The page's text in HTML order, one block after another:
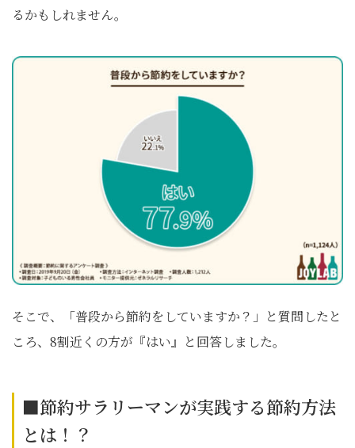
るかもしれません。
そこで、「普段から節約をしていますか？」と質問したと
ころ、8割近くの方が『はい』と回答しました。
■節約サラリーマンが実践する節約方法
とは！？